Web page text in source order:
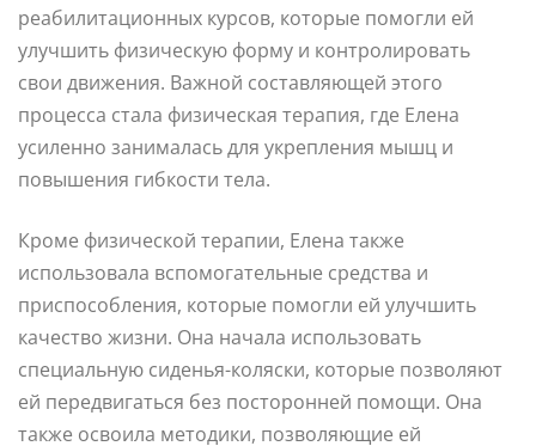
реабилитационных курсов, которые помогли ей
улучшить физическую форму и контролировать
свои движения. Важной составляющей этого
процесса стала физическая терапия, где Елена
усиленно занималась для укрепления мышц и
повышения гибкости тела.
Кроме физической терапии, Елена также
использовала вспомогательные средства и
приспособления, которые помогли ей улучшить
качество жизни. Она начала использовать
специальную сиденья-коляски, которые позволяют
ей передвигаться без посторонней помощи. Она
также освоила методики, позволяющие ей